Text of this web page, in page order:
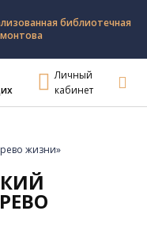
библиотечная
Личный
кабинет
жизни»